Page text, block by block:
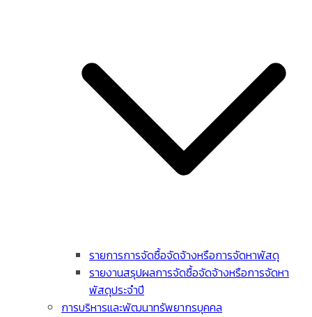
รายการการจัดซื้อจัดจ้างหรือการจัดหาพัสดุ
รายงานสรุปผลการจัดซื้อจัดจ้างหรือการจัดหา
พัสดุประจําปี
การบริหารและพัฒนาทรัพยากรบุคคล